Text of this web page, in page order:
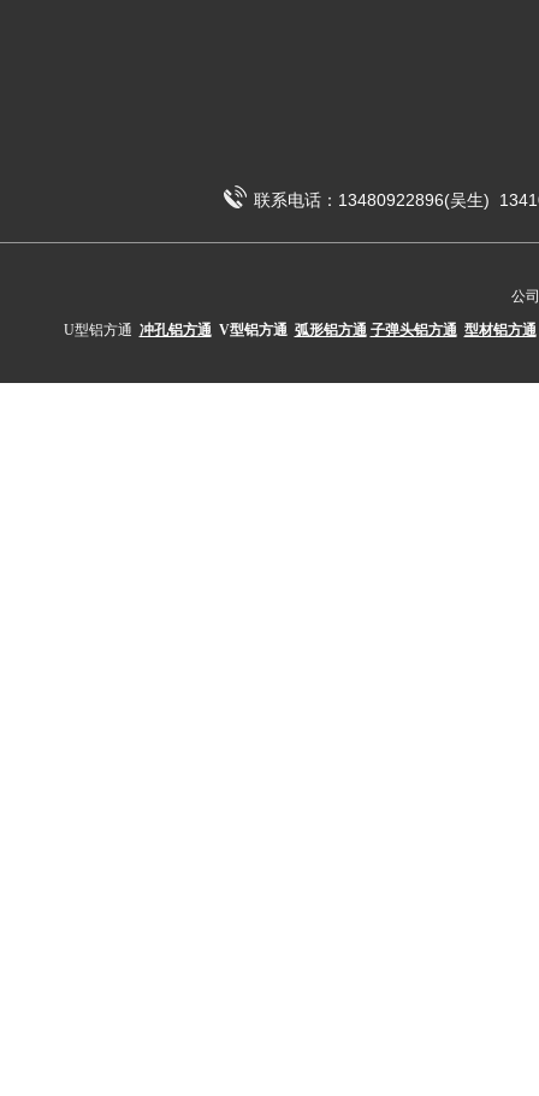
联系电话：13480922896(吴生)
公
U型铝方通 冲孔铝方通 V型铝方通 弧形铝方通 子弹头铝方通 型材铝方通